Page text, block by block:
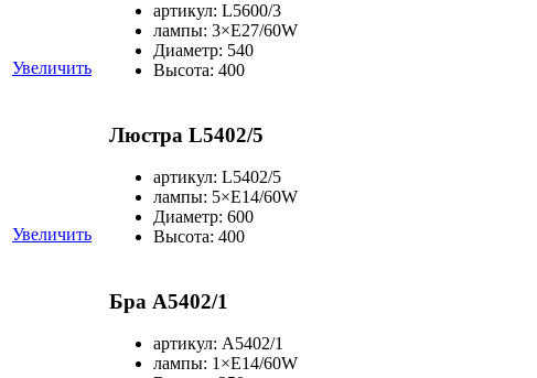
Увеличить
артикул: L5600/3
лампы: 3×Е27/60W
Диаметр: 540
Высота: 400
Увеличить
Люстра L5402/5
артикул: L5402/5
лампы: 5×Е14/60W
Диаметр: 600
Высота: 400
Бра A5402/1
артикул: A5402/1
лампы: 1×Е14/60W